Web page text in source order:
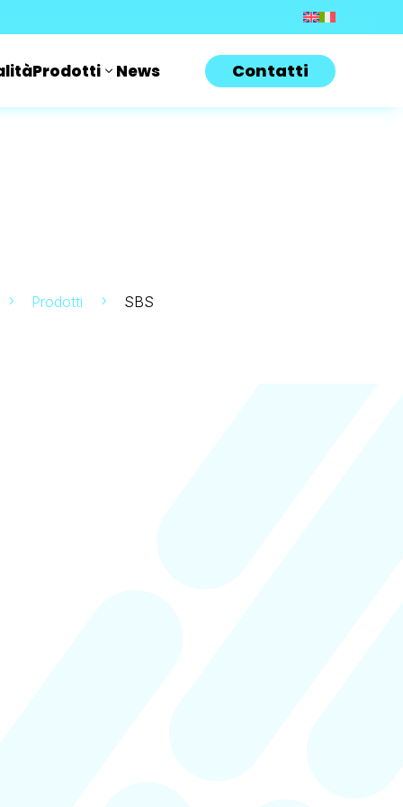
Prodotti News Contatti
5 Prodotti 5 SBS